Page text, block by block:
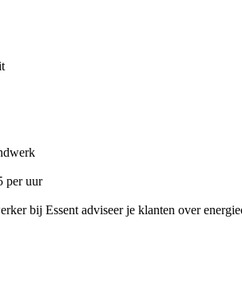
per uur
bij Essent adviseer je klanten over